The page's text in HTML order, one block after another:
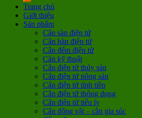
Trang chủ
Giới thiệu
Sản phẩm
Cân sàn điện tử
Cân bàn điện tử
Cân đếm điện tử
Cân kỹ thuật
Cân điện tử thủy sản
Cân điện tử nông sản
Cân điện tử tính tiền
Cân điện tử thông dụng
Cân điện tử tiểu ly
Cân động vật – cân gia súc